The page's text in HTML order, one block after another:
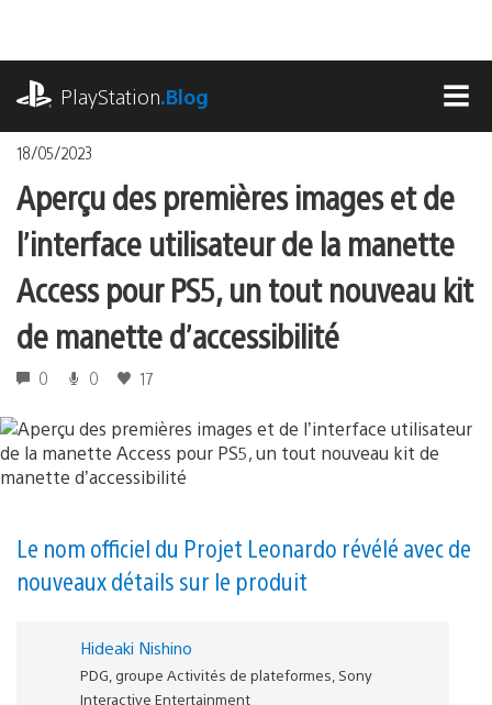
contenu
PlayStation.Blog
18/05/2023
Aperçu des premières images et de
l’interface utilisateur de la manette
Access pour PS5, un tout nouveau kit
de manette d’accessibilité
0 0 17
Le nom officiel du Projet Leonardo révélé avec de
nouveaux détails sur le produit
Hideaki Nishino
PDG, groupe Activités de plateformes, Sony
Interactive Entertainment